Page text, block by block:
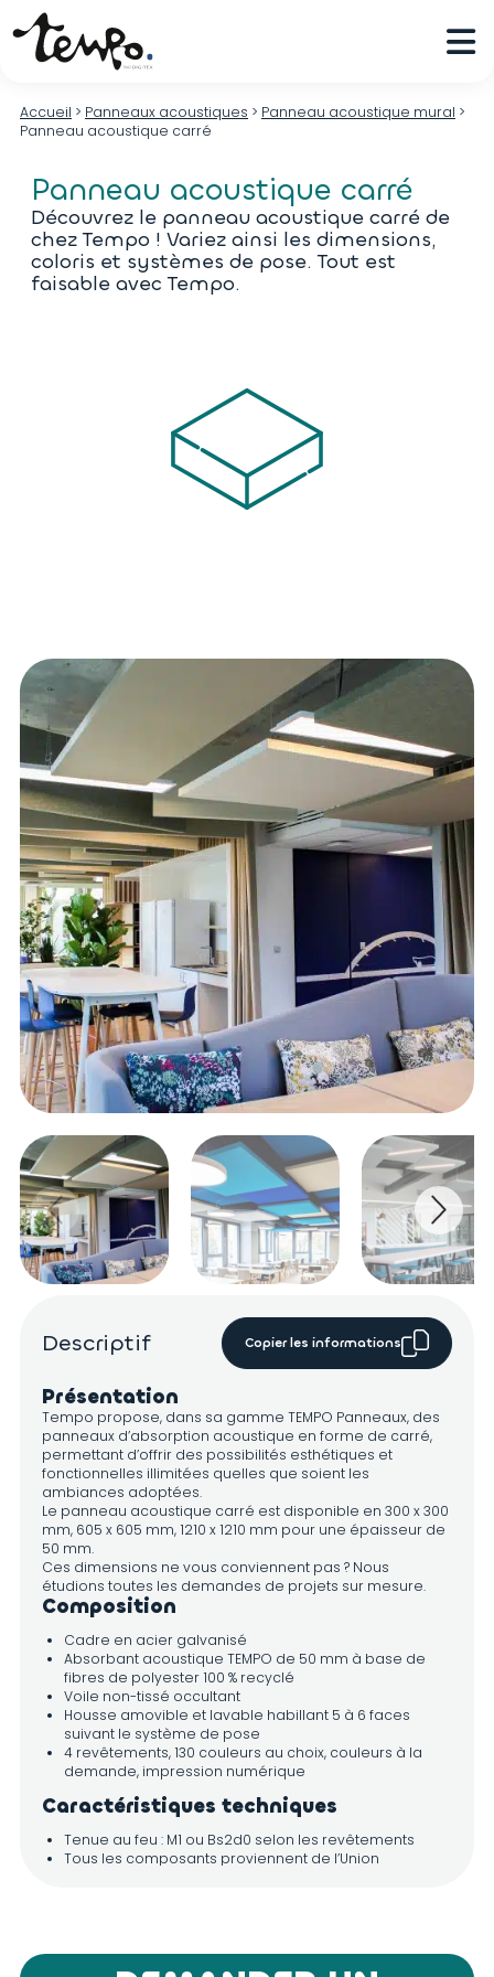
Accueil > Panneaux acoustiques > Panneau acoustique mural >
Panneau acoustique carré
Panneau acoustique carré
Découvrez le panneau acoustique carré de
chez Tempo ! Variez ainsi les dimensions,
coloris et systèmes de pose. Tout est
faisable avec Tempo.
Descriptif Copier les informations
Présentation
Tempo propose, dans sa gamme TEMPO Panneaux, des
panneaux d’absorption acoustique en forme de carré,
permettant d’offrir des possibilités esthétiques et
fonctionnelles illimitées quelles que soient les
ambiances adoptées.
Le panneau acoustique carré est disponible en 300 x 300
mm, 605 x 605 mm, 1210 x 1210 mm pour une épaisseur de
50 mm.
Ces dimensions ne vous conviennent pas ? Nous
étudions toutes les demandes de projets sur mesure.
Composition
Cadre en acier galvanisé
Absorbant acoustique TEMPO de 50 mm à base de
fibres de polyester 100 % recyclé
Voile non-tissé occultant
Housse amovible et lavable habillant 5 à 6 faces
suivant le système de pose
4 revêtements, 130 couleurs au choix, couleurs à la
demande, impression numérique
Caractéristiques techniques
Tenue au feu : M1 ou Bs2d0 selon les revêtements
Tous les composants proviennent de l’Union
Performances acoustiques :αw= 1